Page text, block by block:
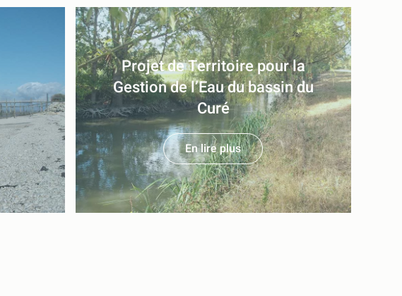
Projet de Territoire pour la
Gestion de l’Eau du bassin du
Curé
En lire plus